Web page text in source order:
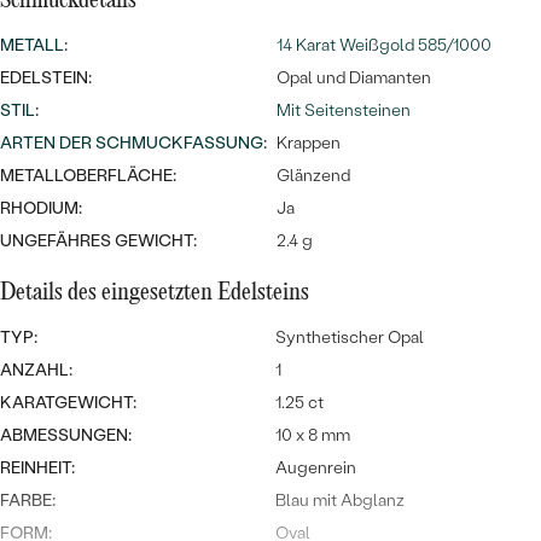
Meistverkaufte
Eheringe
ANSCHAUEN
MIT EDELSTEIN
NACH MATERIAL
GOLD
PLATIN
SILBER
EDELSTEINSCHMUCK
SCHMUCK MIT LAB GROWN
DIAMANTEN
PERLENSCHMUCK
SYMBOLISCH
MINIMALISTISCH
NACH ANLASS
PREISWERTE
LUXURIÖSE
METALL:
14 Karat Weißgold 585/1000
EDELSTEIN:
Opal und Diamanten
STIL:
Mit Seitensteinen
ARTEN DER SCHMUCKFASSUNG: Krappen
METALLOBERFLÄCHE:
Glänzend
RHODIUM:
Ja
UNGEFÄHRES GEWICHT:
2.4 g
Details des eingesetzten Edelsteins
TYP:
Synthetischer Opal
ANZAHL:
1
KARATGEWICHT:
1.25 ct
ABMESSUNGEN:
10 x 8 mm
REINHEIT:
Augenrein
FARBE:
Blau mit Abglanz
FORM:
Oval